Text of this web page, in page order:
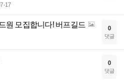
17
원 모집합니다! 버프길드 0
댓글
0
댓글